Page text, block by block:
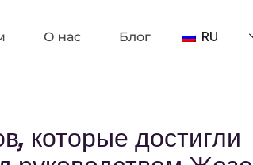
О нас Блог RU
которые достигли